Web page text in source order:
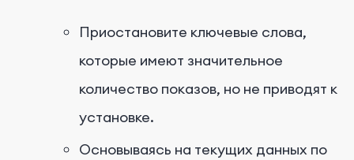
Приостановите ключевые слова,
которые имеют значительное
количество показов, но не приводят к
установке.
Основываясь на текущих данных по